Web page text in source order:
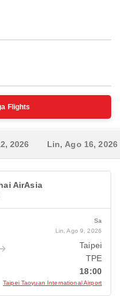
Flights
2026 Lin, Ago 16, 2026
AirAsia
Sa
Lin, Ago 9, 2026
Taipei
TPE
18:00
Taipei Taoyuan International Airport